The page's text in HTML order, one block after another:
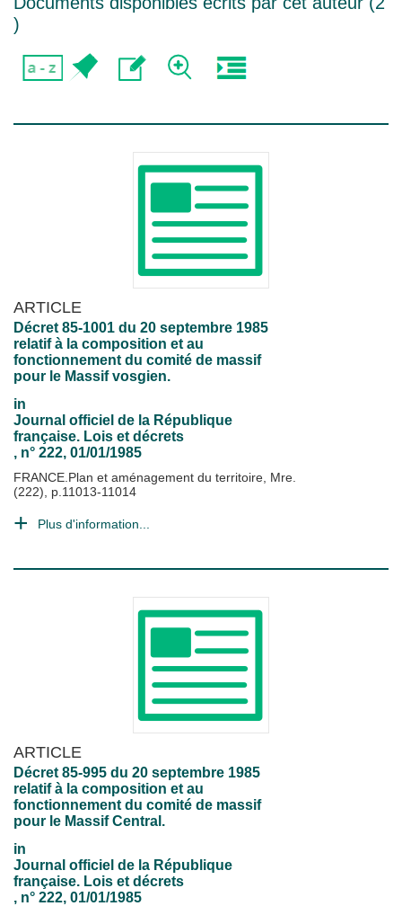
)
ARTICLE
Décret 85-1001 du 20 septembre 1985
relatif à la composition et au
fonctionnement du comité de massif
pour le Massif vosgien.
in
Journal officiel de la République
française. Lois et décrets
, n° 222, 01/01/1985
FRANCE.Plan et aménagement du territoire, Mre.
(222), p.11013-11014
Plus d'information...
ARTICLE
Décret 85-995 du 20 septembre 1985
relatif à la composition et au
fonctionnement du comité de massif
pour le Massif Central.
in
Journal officiel de la République
française. Lois et décrets
, n° 222, 01/01/1985